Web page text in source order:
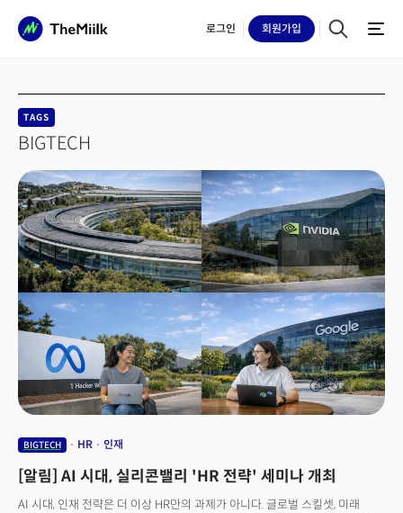
로그인 회원가입
TAGS
BIGTECH
BIGTECH HR 인재
[알림] AI 시대, 실리콘밸리 'HR 전략' 세미나 개최
AI 시대, 인재 전략은 더 이상 HR만의 과제가 아니다. 글로벌 스킬셋, 미래